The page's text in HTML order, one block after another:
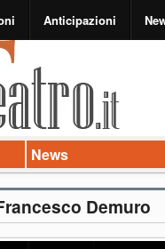
Anticipazioni
News
Demuro